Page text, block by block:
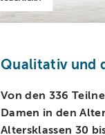
Qualitativ und
Von den 336
Damen in den
Altersklassen 30